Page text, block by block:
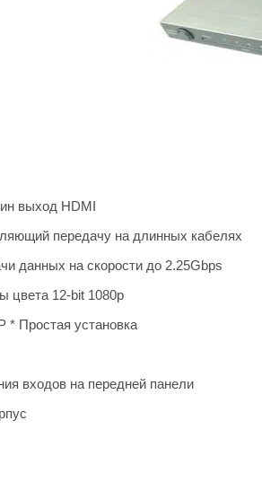
выход HDMI
передачу на длинных кабелях
данных на скорости до 2.25Gbps
цвета 12-bit 1080p
* Простая установка
входов на передней панели